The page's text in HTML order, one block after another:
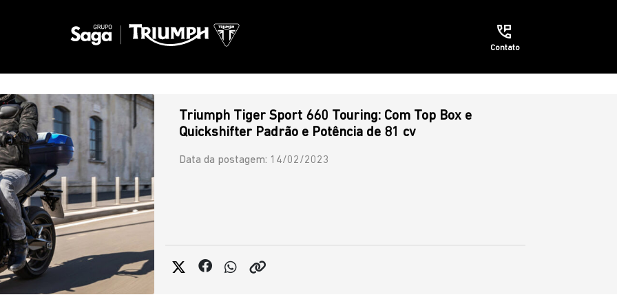
Contato
Triumph Tiger Sport 660 Touring: Com Top Box e
Quickshifter Padrão e Potência de 81 cv
Data da postagem: 14/02/2023